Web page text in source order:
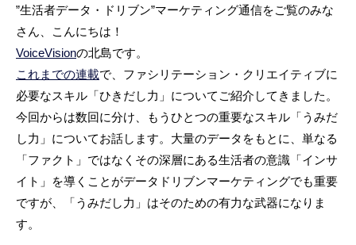
”生活者データ・ドリブン”マーケティング通信をご覧のみな
さん、こんにちは！
VoiceVisionの北島です。
これまでの連載で、ファシリテーション・クリエイティブに
必要なスキル「ひきだし力」についてご紹介してきました。
今回からは数回に分け、もうひとつの重要なスキル「うみだ
し力」についてお話します。大量のデータをもとに、単なる
「ファクト」ではなくその深層にある生活者の意識「インサ
イト」を導くことがデータドリブンマーケティングでも重要
ですが、「うみだし力」はそのための有力な武器になりま
す。